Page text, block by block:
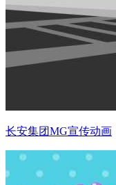
长安集团MG宣传动画